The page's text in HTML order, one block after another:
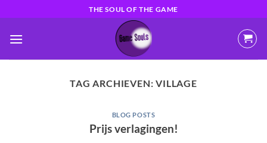
naar
inhoud
THE SOUL OF THE GAME
TAG ARCHIEVEN:VILLAGE
BLOG POSTS
Prijs verlagingen!